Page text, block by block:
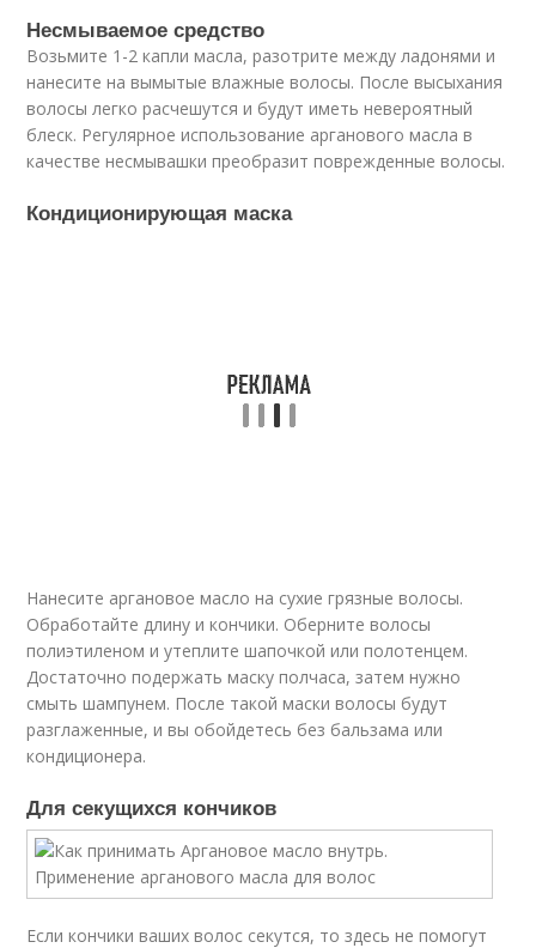
Несмываемое средство
Возьмите 1-2 капли масла, разотрите между ладонями и
нанесите на вымытые влажные волосы. После высыхания
волосы легко расчешутся и будут иметь невероятный
блеск. Регулярное использование арганового масла в
качестве несмывашки преобразит поврежденные волосы.
Кондиционирующая маска
Нанесите аргановое масло на сухие грязные волосы.
Обработайте длину и кончики. Оберните волосы
полиэтиленом и утеплите шапочкой или полотенцем.
Достаточно подержать маску полчаса, затем нужно
смыть шампунем. После такой маски волосы будут
разглаженные, и вы обойдетесь без бальзама или
кондиционера.
Для секущихся кончиков
Если кончики ваших волос секутся, то здесь не помогут